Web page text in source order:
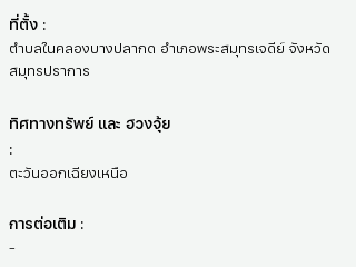
ที่ตั้ง :
ตำบลในคลองบางปลากด อำเภอพระสมุทรเจดีย์ จังหวัด
สมุทรปราการ
ทิศทางทรัพย์ และ ฮวงจุ้ย
:
ตะวันออกเฉียงเหนือ
การต่อเติม :
-